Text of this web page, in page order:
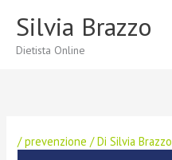
contenuto
Silvia Brazzo
Dietista Online
/prevenzione / DiSilvia Brazzo